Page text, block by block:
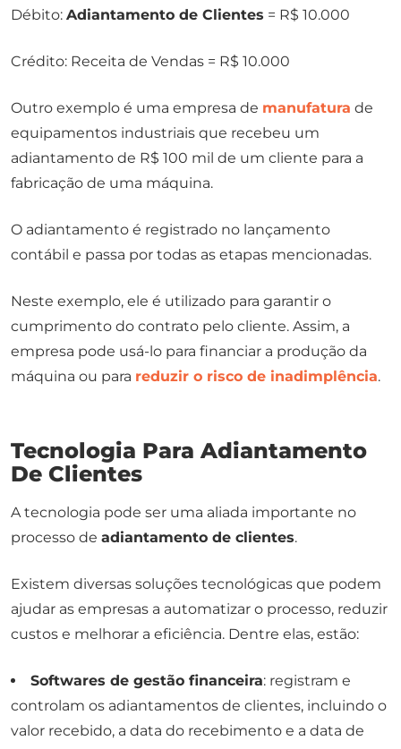
Débito: Adiantamento de Clientes = R$ 10.000
Crédito: Receita de Vendas = R$ 10.000
Outro exemplo é uma empresa de manufatura de
equipamentos industriais que recebeu um
adiantamento de R$ 100 mil de um cliente para a
fabricação de uma máquina.
O adiantamento é registrado no lançamento
contábil e passa por todas as etapas mencionadas.
Neste exemplo, ele é utilizado para garantir o
cumprimento do contrato pelo cliente. Assim, a
empresa pode usá-lo para financiar a produção da
máquina ou para reduzir o risco de inadimplência.
Tecnologia Para Adiantamento
De Clientes
A tecnologia pode ser uma aliada importante no
processo de adiantamento de clientes.
Existem diversas soluções tecnológicas que podem
ajudar as empresas a automatizar o processo, reduzir
custos e melhorar a eficiência. Dentre elas, estão:
Softwares de gestão financeira: registram e
controlam os adiantamentos de clientes, incluindo o
valor recebido, a data do recebimento e a data de